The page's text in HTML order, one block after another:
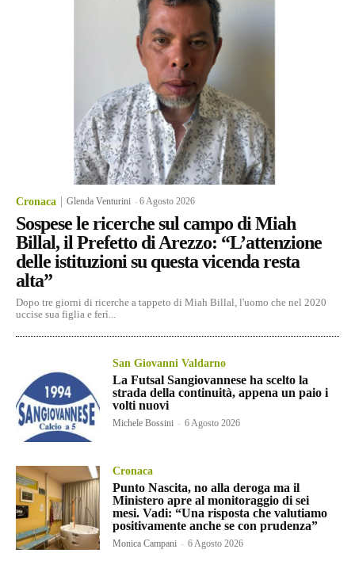
Cronaca Glenda Venturini -6 Agosto 2026
Sospese le ricerche sul campo di Miah
Billal, il Prefetto di Arezzo: “L’attenzione
delle istituzioni su questa vicenda resta
alta”
Dopo tre giorni di ricerche a tappeto di Miah Billal, l'uomo che nel 2020
uccise sua figlia e ferì...
San Giovanni Valdarno
La Futsal Sangiovannese ha scelto la
strada della continuità, appena un paio i
volti nuovi
Michele Bossini - 6 Agosto 2026
Cronaca
Punto Nascita, no alla deroga ma il
Ministero apre al monitoraggio di sei
mesi. Vadi: “Una risposta che valutiamo
positivamente anche se con prudenza”
Monica Campani - 6 Agosto 2026